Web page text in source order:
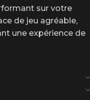
sur votre
de jeu agréable,
une expérience de